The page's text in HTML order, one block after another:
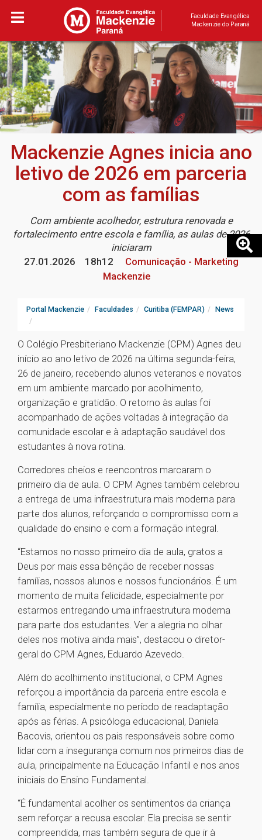
Faculdade Evangélica
Mackenzie do Paraná
Mackenzie Agnes inicia ano
letivo de 2026 em parceria
com as famílias
Com ambiente acolhedor, estrutura renovada e
fortalecimento entre escola e família, as aulas de 2026
iniciaram
27.01.2026
18h12
Comunicação - Marketing
Mackenzie
Portal Mackenzie Faculdades Curitiba (FEMPAR) News
O Colégio Presbiteriano Mackenzie (CPM) Agnes deu
início ao ano letivo de 2026 na última segunda-feira,
26 de janeiro, recebendo alunos veteranos e novatos
em um ambiente marcado por acolhimento,
organização e gratidão. O retorno às aulas foi
acompanhado de ações voltadas à integração da
comunidade escolar e à adaptação saudável dos
estudantes à nova rotina.
Corredores cheios e reencontros marcaram o
primeiro dia de aula. O CPM Agnes também celebrou
a entrega de uma infraestrutura mais moderna para
parte dos alunos, reforçando o compromisso com a
qualidade do ensino e com a formação integral.
“Estamos no nosso primeiro dia de aula, gratos a
Deus por mais essa bênção de receber nossas
famílias, nossos alunos e nossos funcionários. É um
momento de muita felicidade, especialmente por
estarmos entregando uma infraestrutura moderna
para parte dos estudantes. Ver a alegria no olhar
deles nos motiva ainda mais”, destacou o diretor-
geral do CPM Agnes, Eduardo Azevedo.
Além do acolhimento institucional, o CPM Agnes
reforçou a importância da parceria entre escola e
família, especialmente no período de readaptação
após as férias. A psicóloga educacional, Daniela
Bacovis, orientou os pais responsáveis sobre como
lidar com a insegurança comum nos primeiros dias de
aula, principalmente na Educação Infantil e nos anos
iniciais do Ensino Fundamental.
“É fundamental acolher os sentimentos da criança
sem reforçar a recusa escolar. Ela precisa se sentir
compreendida, mas também segura de que ir à